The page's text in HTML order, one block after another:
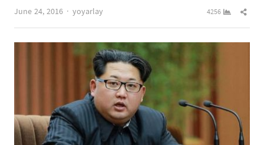
June 24, 2016
Author
yoyarlay 4256